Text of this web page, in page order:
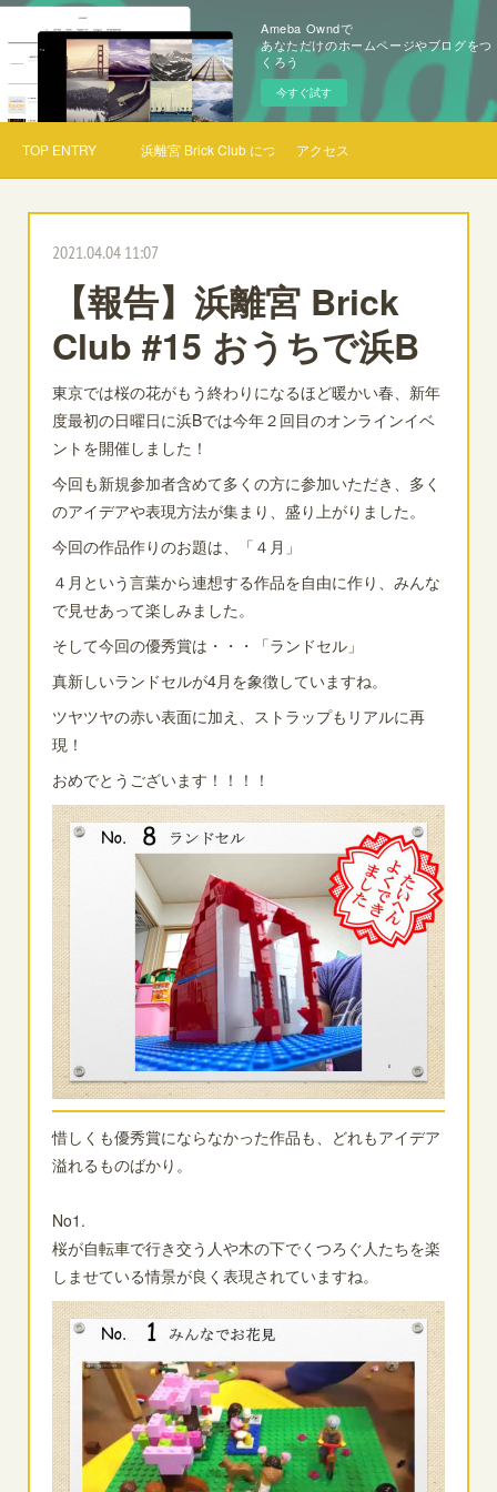
Ameba Owndで
あなただけのホームページやブログをつ
くろう
今すぐ試す
TOP ENTRY 浜離宮 Brick Club についてアクセス
2021.04.04 11:07
【報告】浜離宮 Brick
Club #15 おうちで浜B
東京では桜の花がもう終わりになるほど暖かい春、新年
度最初の日曜日に浜Bでは今年２回目のオンラインイベ
ントを開催しました！
今回も新規参加者含めて多くの方に参加いただき、多く
のアイデアや表現方法が集まり、盛り上がりました。
今回の作品作りのお題は、「４月」
４月という言葉から連想する作品を自由に作り、みんな
で見せあって楽しみました。
そして今回の優秀賞は・・・「ランドセル」
真新しいランドセルが4月を象徴していますね。
ツヤツヤの赤い表面に加え、ストラップもリアルに再
現！
おめでとうございます！！！！
惜しくも優秀賞にならなかった作品も、どれもアイデア
溢れるものばかり。
No1.
桜が自転車で行き交う人や木の下でくつろぐ人たちを楽
しませている情景が良く表現されていますね。